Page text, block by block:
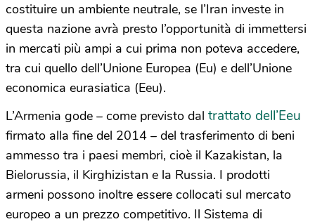
costituire un ambiente neutrale, se l’Iran investe in
questa nazione avrà presto l’opportunità di immettersi
in mercati più ampi a cui prima non poteva accedere,
tra cui quello dell’Unione Europea (Eu) e dell’Unione
economica eurasiatica (Eeu).
L’Armenia gode – come previsto dal trattato dell’Eeu
firmato alla fine del 2014 – del trasferimento di beni
ammesso tra i paesi membri, cioè il Kazakistan, la
Bielorussia, il Kirghizistan e la Russia. I prodotti
armeni possono inoltre essere collocati sul mercato
europeo a un prezzo competitivo. Il Sistema di